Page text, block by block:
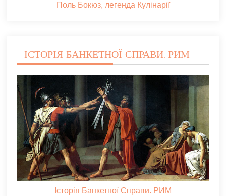
Поль Бокюз, легенда Кулінарії
ІСТОРІЯ БАНКЕТНОЇ СПРАВИ. РИМ
Історія Банкетної Справи. РИМ